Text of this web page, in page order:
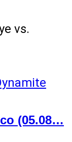
vs.
(05.08…